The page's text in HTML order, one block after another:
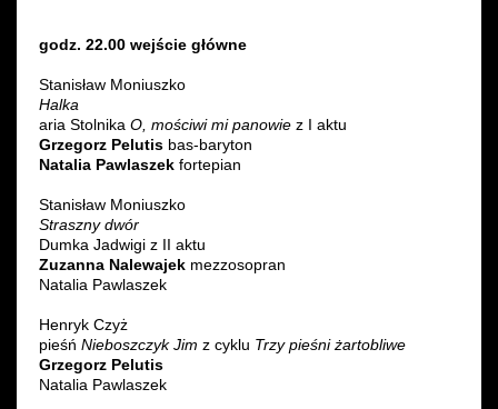
godz. 22.00 wejście główne
Stanisław Moniuszko
Halka
aria Stolnika O, mościwi mi panowie z I aktu
Grzegorz Pelutis bas-baryton
Natalia Pawlaszek fortepian
Stanisław Moniuszko
Straszny dwór
Dumka Jadwigi z II aktu
Zuzanna Nalewajek mezzosopran
Natalia Pawlaszek
Henryk Czyż
pieśń Nieboszczyk Jim z cyklu Trzy pieśni żartobliwe
Grzegorz Pelutis
Natalia Pawlaszek